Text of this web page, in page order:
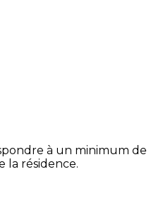
à un minimum de
la résidence.